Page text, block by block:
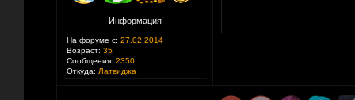
Информация
На форуме с: 27.02.2014
Возраст: 35
Сообщения: 2350
Откуда: Латвиджа